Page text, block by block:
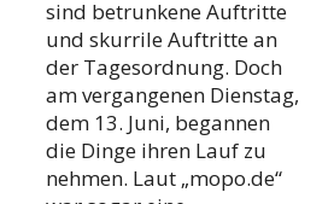
sind betrunkene Auftritte
und skurrile Auftritte an
der Tagesordnung. Doch
am vergangenen Dienstag,
dem 13. Juni, begannen
die Dinge ihren Lauf zu
nehmen. Laut „mopo.de“